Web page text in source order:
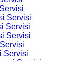
Servisi
Servisi
Servisi
Servisi